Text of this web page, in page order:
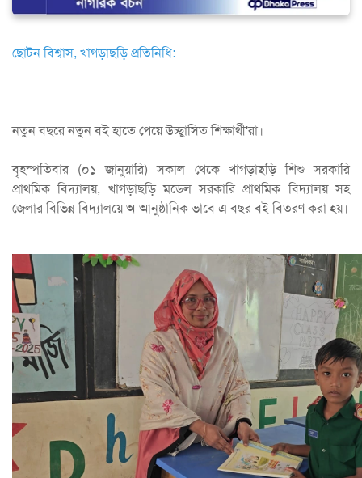
ছোটন বিশ্বাস, খাগড়াছড়ি প্রতিনিধি:
নতুন বছরে নতুন বই হাতে পেয়ে উচ্ছ্বাসিত শিক্ষার্থী'রা।
বৃহস্পতিবার (০১ জানুয়ারি) সকাল থেকে খাগড়াছড়ি শিশু সরকারি
প্রাথমিক বিদ্যালয়, খাগড়াছড়ি মডেল সরকারি প্রাথমিক বিদ্যালয় সহ
জেলার বিভিন্ন বিদ্যালয়ে অ-আনুষ্ঠানিক ভাবে এ বছর বই বিতরণ করা হয়।